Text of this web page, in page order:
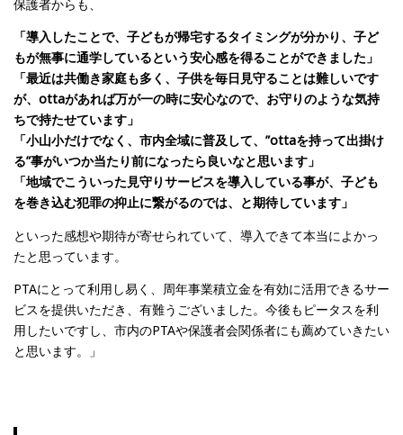
保護者からも、
「導入したことで、子どもが帰宅するタイミングが分かり、子ど
もが無事に通学しているという安心感を得ることができました」
「最近は共働き家庭も多く、子供を毎日見守ることは難しいです
が、ottaがあれば万が一の時に安心なので、お守りのような気持
ちで持たせています」
「小山小だけでなく、市内全域に普及して、”ottaを持って出掛け
る”事がいつか当たり前になったら良いなと思います」
「地域でこういった見守りサービスを導入している事が、子ども
を巻き込む犯罪の抑止に繋がるのでは、と期待しています」
といった感想や期待が寄せられていて、導入できて本当によかっ
たと思っています。
PTAにとって利用し易く、周年事業積立金を有効に活用できるサー
ビスを提供いただき、有難うございました。今後もピータスを利
用したいですし、市内のPTAや保護者会関係者にも薦めていきたい
と思います。」